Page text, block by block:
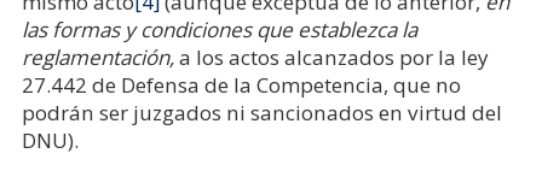
las formas y condiciones que establezca la
reglamentación,a los actos alcanzados por la ley
27.442 de Defensa de la Competencia, que no
podrán ser juzgados ni sancionados en virtud del
DNU).